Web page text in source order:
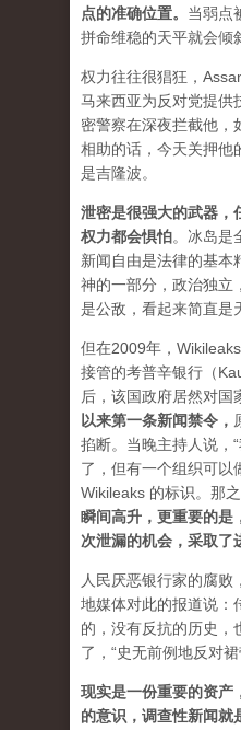
点的准确位置。 当弱点
拼命维稳的天平就会倾
权力往往很猖狂，
马来西亚为反对党提供
密警察在深夜拦截他，
相助的话，今天关押他
是吉隆波。
泄密是很强大的武器，
权力都会惧怕。 冰岛是
新闻自由是法律的基本
神的一部分，政治独立
是公敌，看起来简直是
但在2009年，
接管的考普辛银行（
后，该国政府居然对国
以来第一条新闻禁令 ，
掐断。当晚主持人说，
了，但有一个组织可以
Wikileaks 的标识。那之
瞬间高升，更重要的是
次泄漏的机会，采取了
人民厌恶银行家的腐败
地媒体对此的报道说：
的，没有反抗的历史，
了，“史无前例地反对裙
现实是一份重要的资产
的意识，调查性新闻就